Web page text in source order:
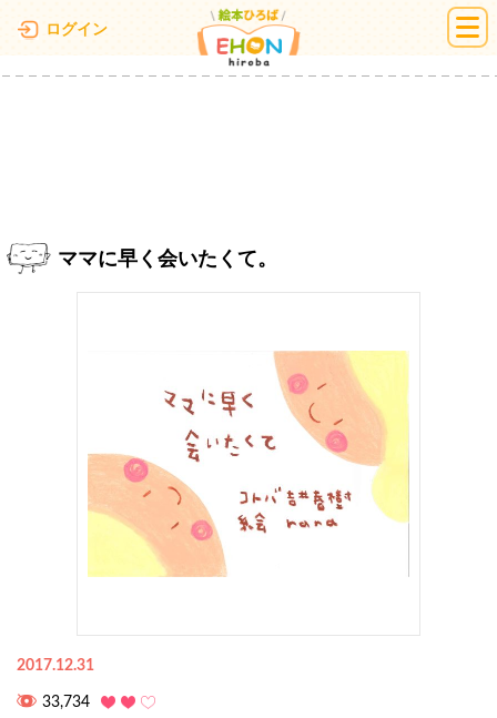
ログイン 絵本ひろば
ママに早く会いたくて。
2017.12.31
33,734